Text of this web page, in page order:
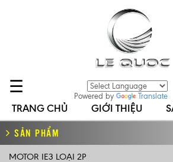
☰ Powered by Translate
TRANG CHỦ GIỚI THIỆU
SẢN PHẨM
MOTOR IE3 LOẠI 2P